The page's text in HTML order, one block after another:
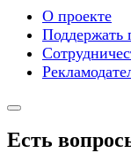
О проекте
Поддержать
Есть